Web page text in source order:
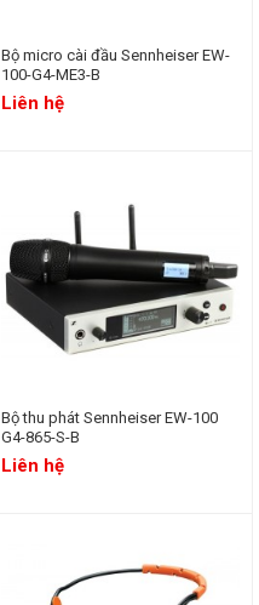
Bộ micro cài đầu Sennheiser EW-
100-G4-ME3-B
Liên hệ
Bộ thu phát Sennheiser EW-100
G4-865-S-B
Liên hệ